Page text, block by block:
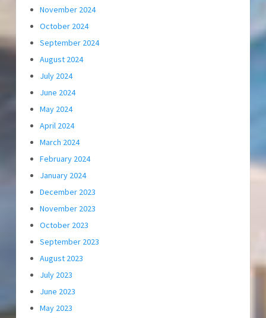
November 2024
October 2024
September 2024
August 2024
July 2024
June 2024
May 2024
April 2024
March 2024
February 2024
January 2024
December 2023
November 2023
October 2023
September 2023
August 2023
July 2023
June 2023
May 2023